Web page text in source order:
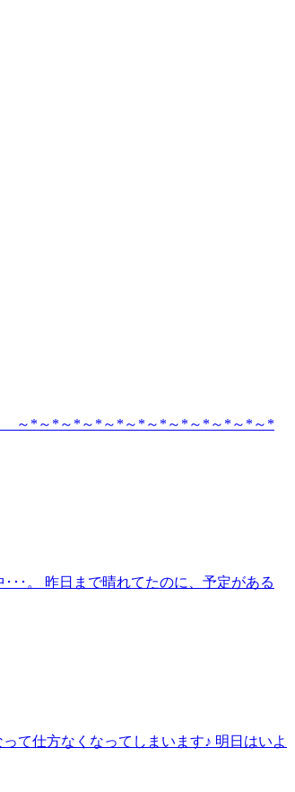
。 ～*～*～*～*～*～*～*～*～*～*～*～*
･。 昨日まで晴れてたのに、予定がある
て仕方なくなってしまいます♪ 明日はいよ